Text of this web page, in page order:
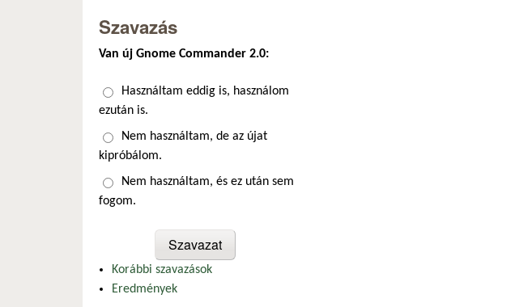
Szavazás
Van új Gnome Commander 2.0:
Választások
Használtam eddig is, használom
ezután is.
Nem használtam, de az újat
kipróbálom.
Nem használtam, és ez után sem
fogom.
Korábbi szavazások
Eredmények